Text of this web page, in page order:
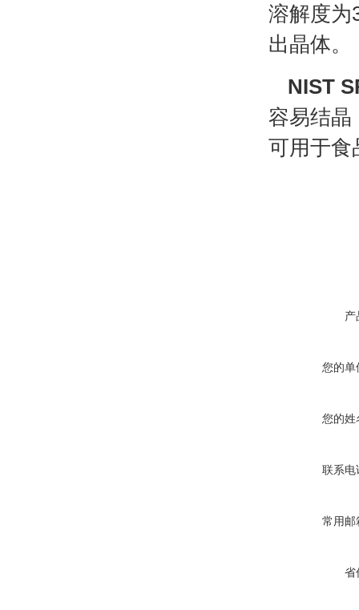
溶解度为
出晶体。
NIST
容易结晶
可用于食
产
您的单
您的姓
联系电
常用邮
省